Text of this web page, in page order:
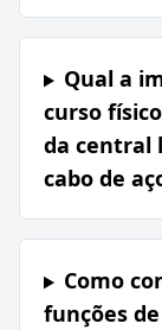
Qual a
curso
da central
cabo de
Como
funções